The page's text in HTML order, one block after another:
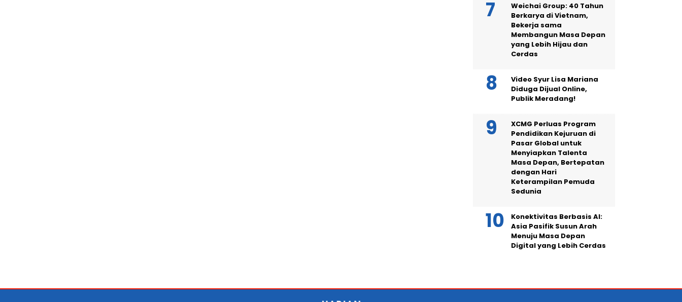
Weichai Group: 40 Tahun
Berkarya di Vietnam,
Bekerja sama
Membangun Masa Depan
yang Lebih Hijau dan
Cerdas
Video Syur Lisa Mariana
Diduga Dijual Online,
Publik Meradang!
XCMG Perluas Program
Pendidikan Kejuruan di
Pasar Global untuk
Menyiapkan Talenta
Masa Depan, Bertepatan
dengan Hari
Keterampilan Pemuda
Sedunia
Konektivitas Berbasis AI:
Asia Pasifik Susun Arah
Menuju Masa Depan
Digital yang Lebih Cerdas